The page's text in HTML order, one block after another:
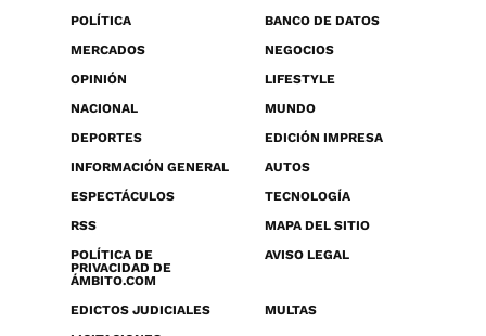
POLÍTICA
BANCO DE DATOS
MERCADOS
NEGOCIOS
OPINIÓN
LIFESTYLE
NACIONAL
MUNDO
DEPORTES
EDICIÓN IMPRESA
INFORMACIÓN GENERAL
AUTOS
ESPECTÁCULOS
TECNOLOGÍA
RSS
MAPA DEL SITIO
POLÍTICA DE
PRIVACIDAD DE
ÁMBITO.COM
AVISO LEGAL
EDICTOS JUDICIALES
MULTAS